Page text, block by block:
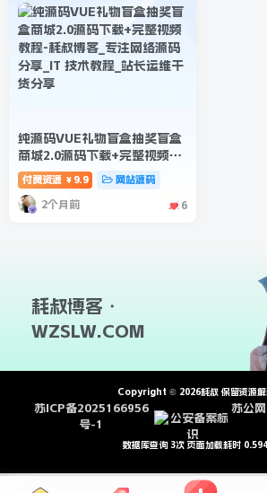
纯源码VUE礼物盲盒抽奖盲盒
商城2.0源码下载+完整视频教
程
付费资源 ￥ 9.9 网站源码
2个月前 6
耗叔博客・
WZSLW.COM
Copyright © 2026耗叔 保留资源解
苏ICP备2025166956
号-1
苏公
数据库查询 3次 页面加载耗时